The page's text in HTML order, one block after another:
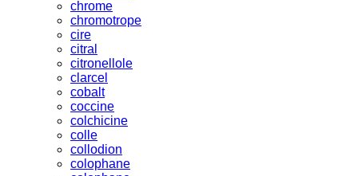
chrome
chromotrope
cire
citral
citronellole
clarcel
cobalt
coccine
colchicine
colle
collodion
colophane